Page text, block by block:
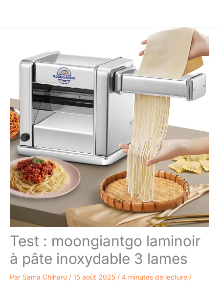
Test : moongiantgo laminoir
à pâte inoxydable 3 lames
Par Sama Chiharu / 15 août 2025 / 4 minutes de lecture /